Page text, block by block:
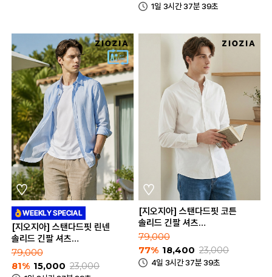
1일 3시간 37분 39초
[지오지아] 스탠다드핏 린넨
솔리드 긴팔 셔츠
(ABE2WC1103_A)
79,000
81% 15,000 23,000
[지오지아] 스탠다드핏 코튼
솔리드 긴팔 셔츠
(ABE2WC1104_A)
79,000
77% 18,400 23,000
4일 3시간 37분 39초